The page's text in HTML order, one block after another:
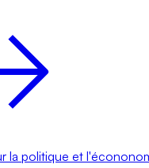
la politique et